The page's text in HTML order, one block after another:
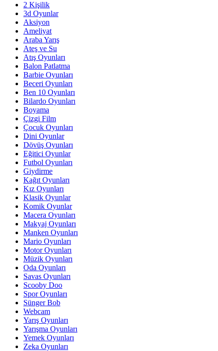
2 Kişilik
3d Oyunlar
Aksiyon
Ameliyat
Araba Yarış
Ateş ve Su
Atış Oyunları
Balon Patlatma
Barbie Oyunları
Beceri Oyunları
Ben 10 Oyunları
Bilardo Oyunları
Boyama
Çizgi Film
Çocuk Oyunları
Dini Oyunlar
Dövüş Oyunları
Eğitici Oyunlar
Futbol Oyunları
Giydirme
Kağıt Oyunları
Kız Oyunları
Klasik Oyunlar
Komik Oyunlar
Macera Oyunları
Makyaj Oyunları
Manken Oyunları
Mario Oyunları
Motor Oyunları
Müzik Oyunları
Oda Oyunları
Savas Oyunları
Scooby Doo
Spor Oyunları
Sünger Bob
Webcam
Yarış Oyunları
Yarışma Oyunları
Yemek Oyunları
Zeka Oyunları